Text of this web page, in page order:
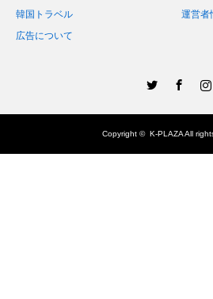
韓国トラベル
運営者
広告について
Copyright ©K-PLAZAAll